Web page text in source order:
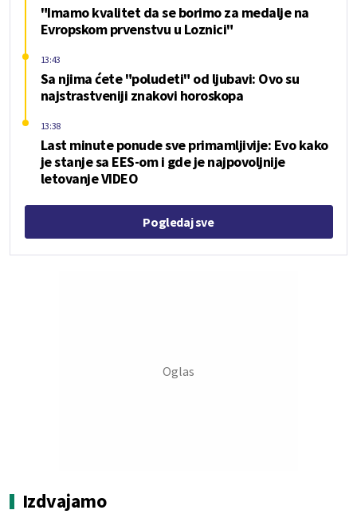
"Imamo kvalitet da se borimo za medalje na
Evropskom prvenstvu u Loznici"
Sa njima ćete "poludeti" od ljubavi: Ovo su
najstrastveniji znakovi horoskopa
13:43
Last minute ponude sve primamljivije: Evo kako
je stanje sa EES-om i gde je najpovoljnije
letovanje VIDEO
13:38
Pogledaj sve
Izdvajamo